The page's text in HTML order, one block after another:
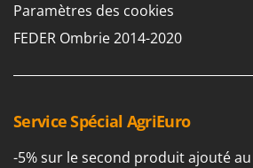
Paramètres des cookies
FEDER Ombrie 2014-2020
Service Spécial AgriEuro
-5% sur le second produit ajouté